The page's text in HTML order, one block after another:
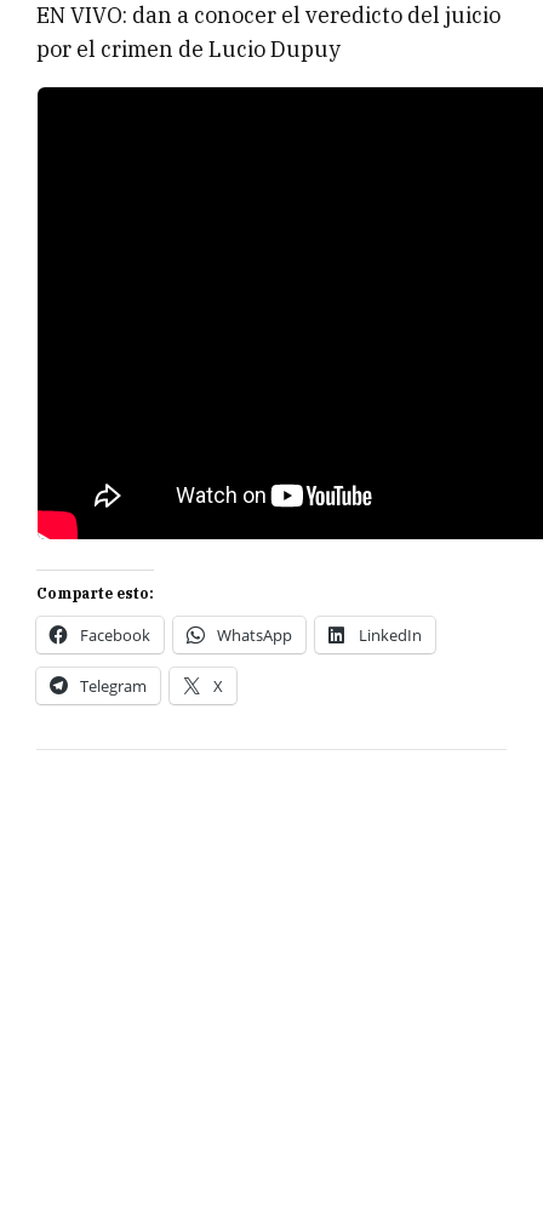
EN VIVO: dan a conocer el veredicto del juicio
por el crimen de Lucio Dupuy
Comparte esto:
Facebook WhatsApp LinkedIn
Telegram X